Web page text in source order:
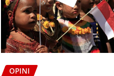
OPINI